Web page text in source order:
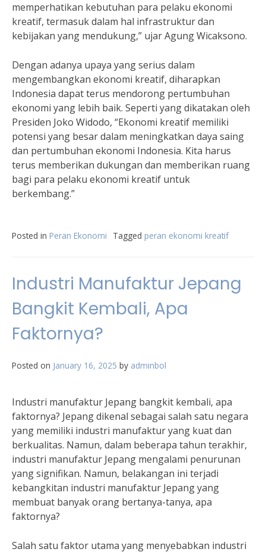
memperhatikan kebutuhan para pelaku ekonomi
kreatif, termasuk dalam hal infrastruktur dan
kebijakan yang mendukung,” ujar Agung Wicaksono.
Dengan adanya upaya yang serius dalam
mengembangkan ekonomi kreatif, diharapkan
Indonesia dapat terus mendorong pertumbuhan
ekonomi yang lebih baik. Seperti yang dikatakan oleh
Presiden Joko Widodo, “Ekonomi kreatif memiliki
potensi yang besar dalam meningkatkan daya saing
dan pertumbuhan ekonomi Indonesia. Kita harus
terus memberikan dukungan dan memberikan ruang
bagi para pelaku ekonomi kreatif untuk
berkembang.”
Posted in Peran Ekonomi Tagged peran ekonomi kreatif
Industri Manufaktur Jepang
Bangkit Kembali, Apa
Faktornya?
Posted on January 16, 2025 by adminbol
Industri manufaktur Jepang bangkit kembali, apa
faktornya? Jepang dikenal sebagai salah satu negara
yang memiliki industri manufaktur yang kuat dan
berkualitas. Namun, dalam beberapa tahun terakhir,
industri manufaktur Jepang mengalami penurunan
yang signifikan. Namun, belakangan ini terjadi
kebangkitan industri manufaktur Jepang yang
membuat banyak orang bertanya-tanya, apa
faktornya?
Salah satu faktor utama yang menyebabkan industri